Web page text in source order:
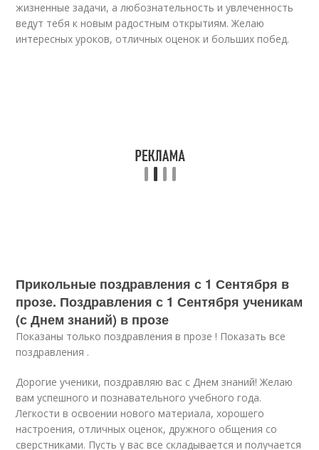
жизненные задачи, а любознательность и увлеченность
ведут тебя к новым радостным открытиям. Желаю
интересных уроков, отличных оценок и больших побед.
Прикольные поздравления с 1 Сентября в
прозе. Поздравления с 1 Сентября ученикам
(с Днем знаний) в прозе
Показаны только поздравления в прозе ! Показать все
поздравления .
Дорогие ученики, поздравляю вас с Днем знаний! Желаю
вам успешного и познавательного учебного года.
Легкости в освоении нового материала, хорошего
настроения, отличных оценок, дружного общения со
сверстниками. Пусть у вас все складывается и получается